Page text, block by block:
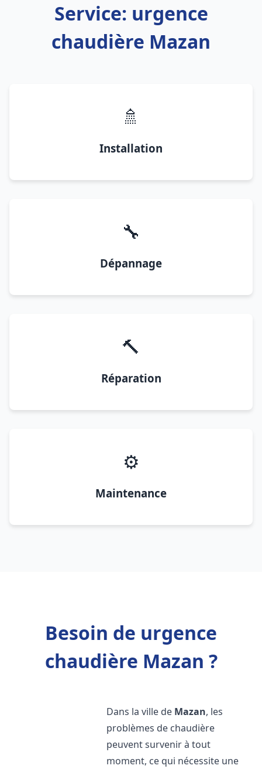
Service: urgence
chaudière Mazan
🚿
Installation
🔧
Dépannage
🔨
Réparation
⚙️
Maintenance
Besoin de urgence
chaudière Mazan ?
Dans la ville de Mazan, les
problèmes de chaudière
peuvent survenir à tout
moment, ce qui nécessite une